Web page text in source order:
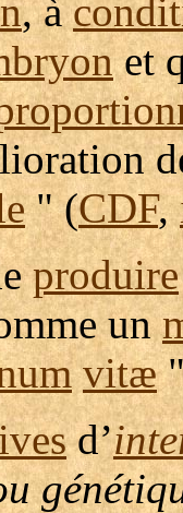
, à
et
" (CDF,
produire
un
vitæ
d’